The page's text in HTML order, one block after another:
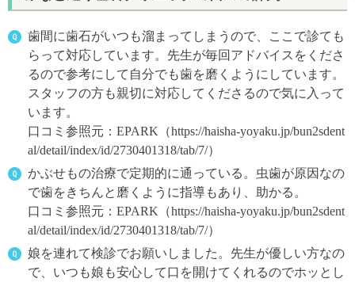
歯間に歯石がいつも溜まってしまうので、ここで診ても
らって対応しています。先生が毎回アドバイスをくださ
るので参考にして自分でも歯を磨くようにしています。
スタッフの方も親切に対応してくださるので気に入って
います。
口コミ参照元：EPARK（https://haisha-yoyaku.jp/bun2sdent
al/detail/index/id/2730401318/tab/7/）
かぶせもの治療で定期的に通っている。虫歯が原因なの
で歯をきちんと磨くように指導もあり、助かる。
口コミ参照元：EPARK（https://haisha-yoyaku.jp/bun2sdent
al/detail/index/id/2730401318/tab/7/）
娘を連れて検診でお願いしました。先生が優しい方なの
で、いつも娘も安心して口を開けてくれるのでホッとし